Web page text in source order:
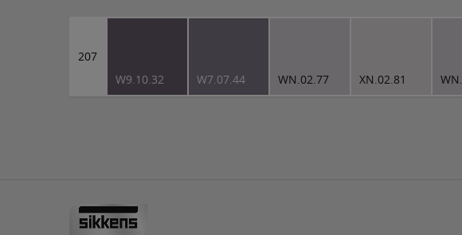
207
W9.10.32
W7.07.44 WN.02.77 XN.02.81